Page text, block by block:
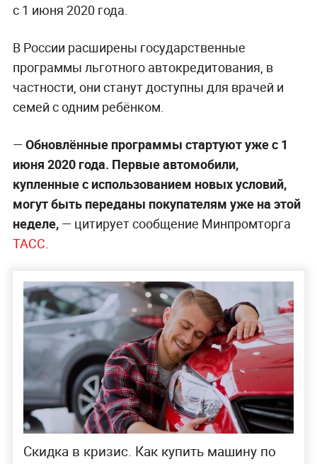
с 1 июня 2020 года.
В России расширены государственные
программы льготного автокредитования, в
частности, они станут доступны для врачей и
семей с одним ребёнком.
— Обновлённые программы стартуют уже с 1
июня 2020 года. Первые автомобили,
купленные с использованием новых условий,
могут быть переданы покупателям уже на этой
неделе, — цитирует сообщение Минпромторга
ТАСС
Скидка в кризис. Как купить машину по